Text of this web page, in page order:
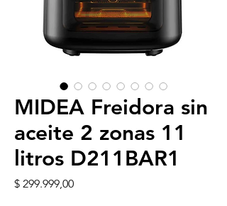
MIDEA Freidora sin
aceite 2 zonas 11
litros D211BAR1
$ 299.999,00Precio